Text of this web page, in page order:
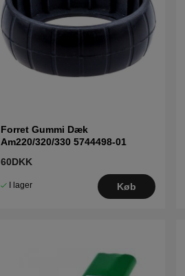
Forret Gummi Dæk
Am220/320/330 5744498-01
60DKK
I lager Køb